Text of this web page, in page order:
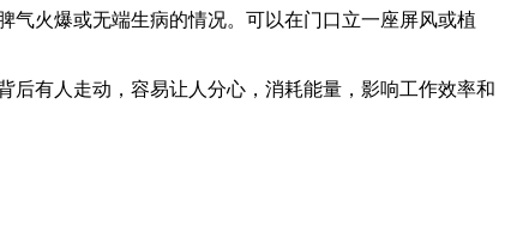
气火爆或无端生病的情况。可以在门口立一座屏风或植
后有人走动，容易让人分心，消耗能量，影响工作效率和